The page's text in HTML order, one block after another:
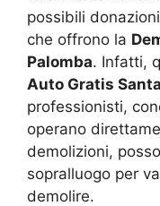
possibili
che offrono la
Palomba. Infatti,
Auto Gratis
professionisti,
operano
demolizioni,
sopralluogo per
demolire.